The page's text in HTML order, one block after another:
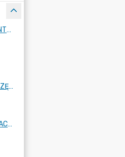
SPOSOBY DORĘCZANIA DOKUMENTÓW DO URZĘDU MIASTA RADZIONKÓW
REGULAMIN ORGANIZACYJNY URZĘDU
PRACOWNICY, KOMÓRKI ORGANIZACYJNE URZĘDU